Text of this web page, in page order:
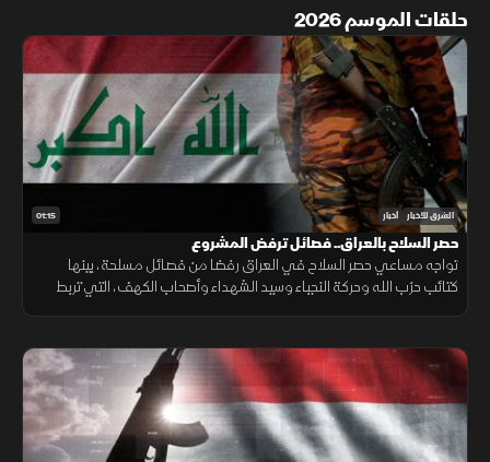
حلقات الموسم 2026
01:15 الشرق للأخبار أخبار
حصر السلاح بالعراق.. فصائل ترفض المشروع
تواجه مساعي حصر السلاح في العراق رفضا من فصائل مسلحة، بينها
كتائب حزب الله وحركة النجباء وسيد الشهداء وأصحاب الكهف، التي تربط